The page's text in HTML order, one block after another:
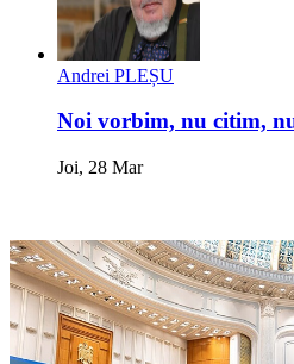
Andrei PLEȘU
Noi vorbim, nu citim,
Joi, 28 Mar